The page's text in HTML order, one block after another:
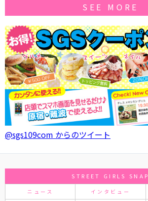
SEE MORE
@sgs109com からのツイート
STREET GIRLS SNAP
ニュース インタビュー